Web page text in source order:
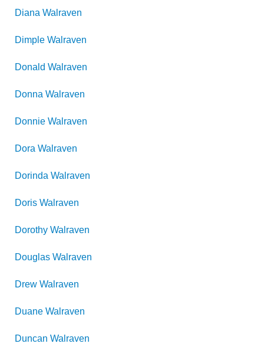
Diana Walraven
Dimple Walraven
Donald Walraven
Donna Walraven
Donnie Walraven
Dora Walraven
Dorinda Walraven
Doris Walraven
Dorothy Walraven
Douglas Walraven
Drew Walraven
Duane Walraven
Duncan Walraven